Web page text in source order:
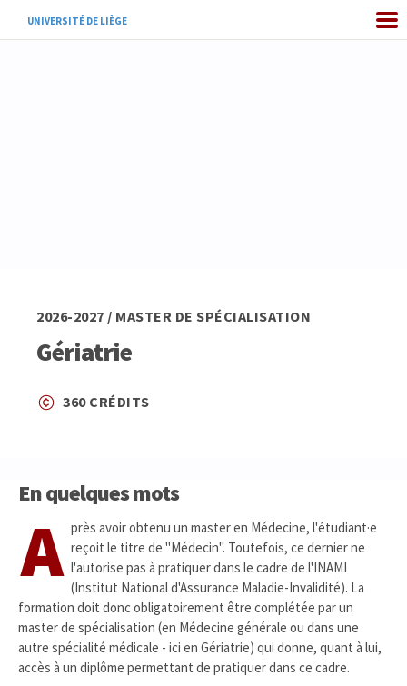
UNIVERSITÉ DE LIÈGE
2026-2027 / MASTER DE SPÉCIALISATION
Gériatrie
360 CRÉDITS
En quelques mots
A près avoir obtenu un master en Médecine, l'étudiant·e
reçoit le titre de "Médecin". Toutefois, ce dernier ne
l'autorise pas à pratiquer dans le cadre de l'INAMI
(Institut National d'Assurance Maladie-Invalidité). La
formation doit donc obligatoirement être complétée par un
master de spécialisation (en Médecine générale ou dans une
autre spécialité médicale - ici en Gériatrie) qui donne, quant à lui,
accès à un diplôme permettant de pratiquer dans ce cadre.